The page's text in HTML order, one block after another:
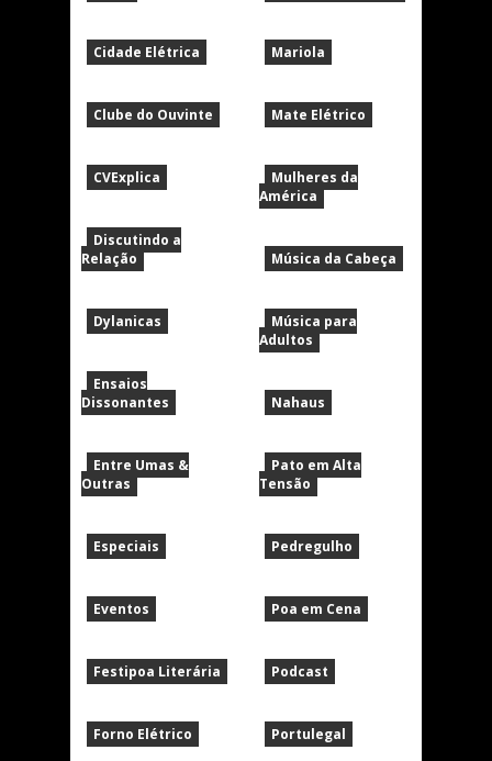
Cidade Elétrica
Clube do Ouvinte
CVExplica
Discutindo a
Relação
Dylanicas
Ensaios
Dissonantes
Entre Umas &
Outras
Especiais
Eventos
Festipoa Literária
Forno Elétrico
Mariola
Mate Elétrico
Mulheres da
América
Música da Cabeça
Música para
Adultos
Nahaus
Pato em Alta
Tensão
Pedregulho
Poa em Cena
Podcast
Portulegal